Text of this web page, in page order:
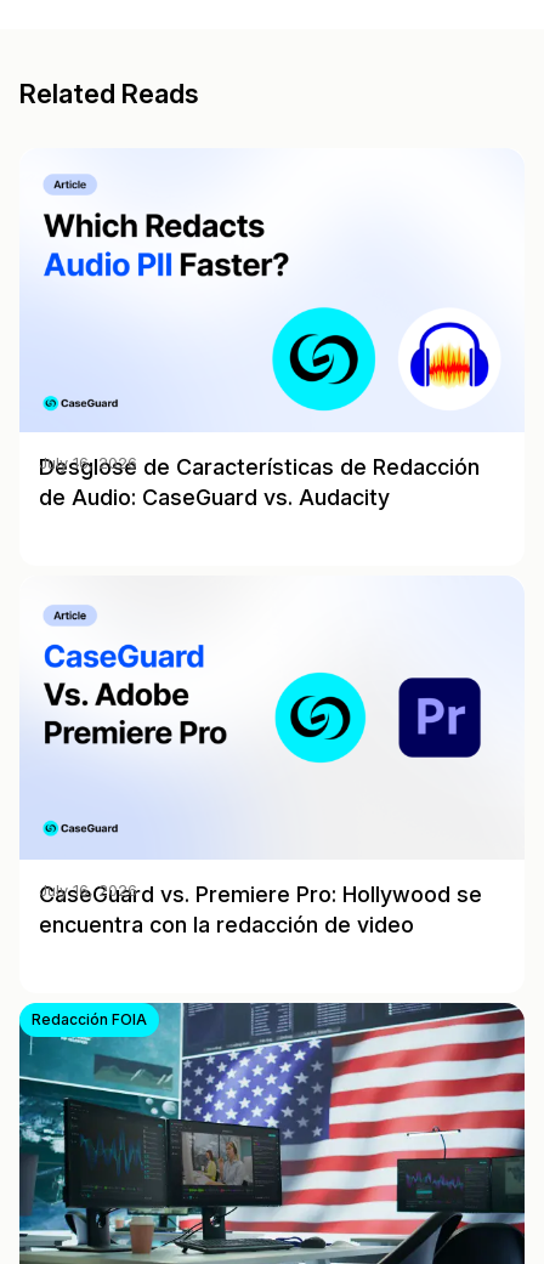
Related Reads
Desglose de Características de Redacción
de Audio: CaseGuard vs. Audacity
July 16, 2026
CaseGuard vs. Premiere Pro: Hollywood se
encuentra con la redacción de video
July 16, 2026
Redacción FOIA